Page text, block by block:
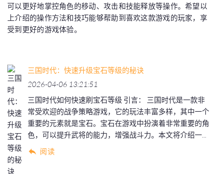
可以更好地掌控角色的移动、攻击和技能释放等操作。希望以
上介绍的操作方法和技巧能够帮助到喜欢这款游戏的玩家，享
受到更好的游戏体验。
三国时代：快速升级宝石等级的秘诀
2026-04-06 13:21:51
三国时代如何快速刷宝石等级 引言： 三国时代是一款非
常受欢迎的战争策略游戏，它的玩法丰富多样，其中一个
重要的元素就是宝石。宝石在游戏中扮演着非常重要的角
色，可以提升武将的能力，增强战斗力。本文将介绍一...
阅读